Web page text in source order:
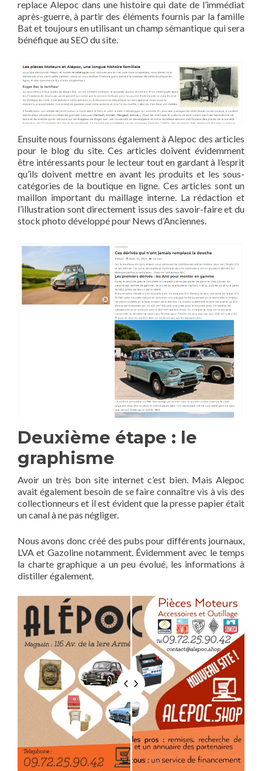
replace Alepoc dans une histoire qui date de l’immédiat
après-guerre, à partir des éléments fournis par la famille
Bat et toujours en utilisant un champ sémantique qui sera
bénéfique au SEO du site.
Ensuite nous fournissons également à Alepoc des articles
pour le blog du site. Ces articles doivent évidemment
être intéressants pour le lecteur tout en gardant à l’esprit
qu’ils doivent mettre en avant les produits et les sous-
catégories de la boutique en ligne. Ces articles sont un
maillon important du maillage interne. La rédaction et
l’illustration sont directement issus des savoir-faire et du
stock photo développé pour News d’Anciennes.
Deuxième étape : le
graphisme
Avoir un très bon site internet c’est bien. Mais Alepoc
avait également besoin de se faire connaître vis à vis des
collectionneurs et il est évident que la presse papier était
un canal à ne pas négliger.
Nous avons donc créé des pubs pour différents journaux,
LVA et Gazoline notamment. Évidemment avec le temps
la charte graphique a un peu évolué, les informations à
distiller également.